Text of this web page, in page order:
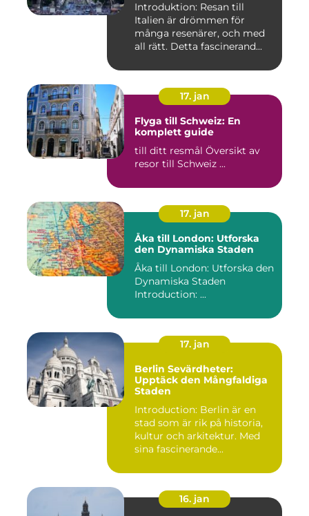
Introduktion: Resan till
Italien är drömmen för
många resenärer, och med
all rätt. Detta fascinerand...
17. jan
Flyga till Schweiz: En
komplett guide
till ditt resmål Översikt av
resor till Schweiz ...
17. jan
Åka till London: Utforska
den Dynamiska Staden
Åka till London: Utforska den
Dynamiska Staden
Introduction: ...
17. jan
Berlin Sevärdheter:
Upptäck den Mångfaldiga
Staden
Introduction: Berlin är en
stad som är rik på historia,
kultur och arkitektur. Med
sina fascinerande...
16. jan